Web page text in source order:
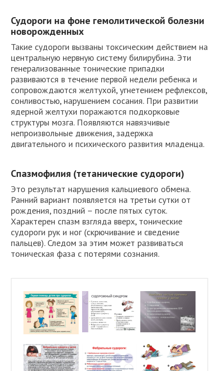
Судороги на фоне гемолитической болезни
новорожденных
Такие судороги вызваны токсическим действием на
центральную нервную систему билирубина. Эти
генерализованные тонические припадки
развиваются в течение первой недели ребенка и
сопровождаются желтухой, угнетением рефлексов,
сонливостью, нарушением сосания. При развитии
ядерной желтухи поражаются подкорковые
структуры мозга. Появляются навязчивые
непроизвольные движения, задержка
двигательного и психического развития младенца.
Спазмофилия (тетанические судороги)
Это результат нарушения кальциевого обмена.
Ранний вариант появляется на третьи сутки от
рождения, поздний – после пятых суток.
Характерен спазм взгляда вверх, тонические
судороги рук и ног (скрючивание и сведение
пальцев). Следом за этим может развиваться
тоническая фаза с потерями сознания.